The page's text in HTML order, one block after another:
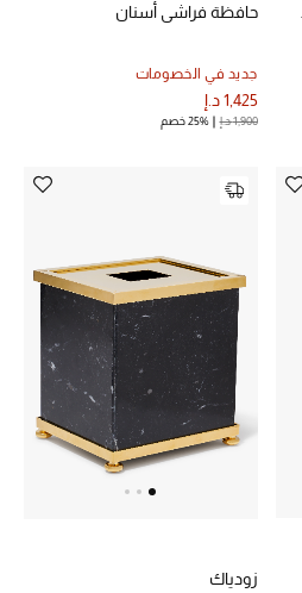
حافظة فراشي أسنان
جديد في الخصومات
1,425 د.إ
1,900 د.إ 25% خصم
زودياك